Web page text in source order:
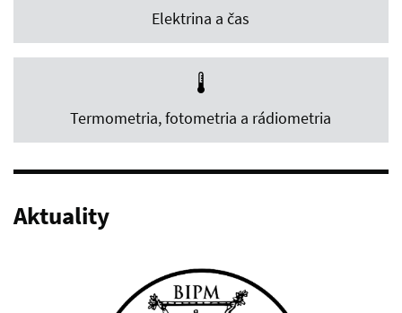
Elektrina a čas
Termometria, fotometria a rádiometria
Aktuality